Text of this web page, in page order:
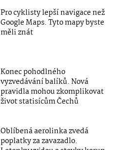
Pro cyklisty lepší navigace než
Google Maps. Tyto mapy byste
měli znát
Konec pohodlného
vyzvedávání balíků. Nová
pravidla mohou zkomplikovat
život statisícům Čechů
Oblíbená aerolinka zvedá
poplatky za zavazadlo.